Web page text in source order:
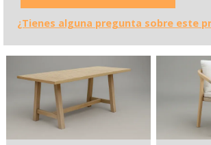
¿Tienes alguna pregunta sobre este